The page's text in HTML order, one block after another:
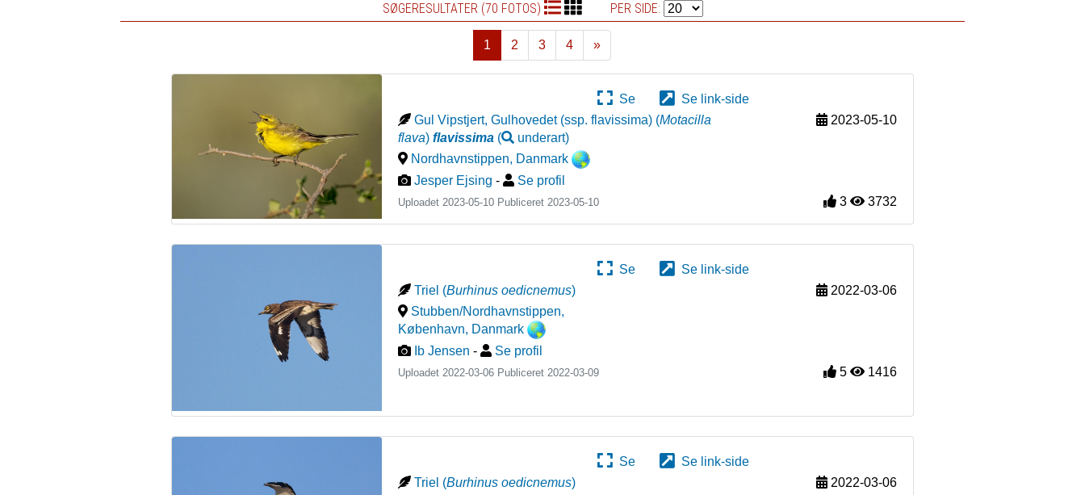
SØGERESULTATER (70 FOTOS) PER SIDE:
1 2 3 4
»
Næste
Se
Se link-side
Gul Vipstjert, Gulhovedet (ssp. flavissima) (Motacilla
flava)flavissima ( underart)
2023-05-10
Nordhavnstippen, Danmark
Jesper Ejsing - Se profil
Uploadet 2023-05-10 Publiceret2023-05-10 3 3732
Se
Se link-side
Triel (Burhinus oedicnemus)
2022-03-06
Stubben/Nordhavnstippen,
København, Danmark
Ib Jensen - Se profil
Uploadet 2022-03-06 Publiceret2022-03-09 5 1416
Se
Se link-side
Triel (Burhinus oedicnemus)
2022-03-06